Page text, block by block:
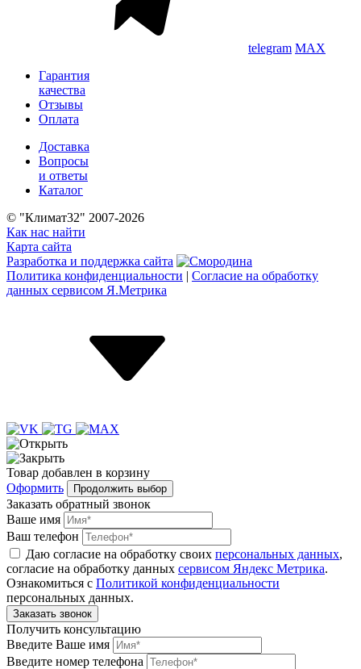
telegram MAX
Гарантия
качества
Отзывы
Оплата
Доставка
Вопросы
и ответы
Каталог
© "Климат32" 2007-2026
Как нас найти
Карта сайта
Разработка и поддержка сайта
Политика конфиденциальности | Согласие на обработку
данных сервисом Я.Метрика
Товар добавлен в корзину
Оформить
Продолжить выбор
Заказать обратный звонок
Ваше имя
Ваш телефон
Даю согласие на обработку своих персональных данных,
согласие на обработку данных сервисом Яндекс Метрика.
Ознакомиться с Политикой конфиденциальности
персональных данных.
Получить консультацию
Введите Ваше имя
Введите номер телефона